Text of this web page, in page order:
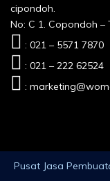
cipondoh.
No: C 1. Copondoh –
: 021 – 5571 7870
: 021 – 222 62524
:
Pusat Jasa